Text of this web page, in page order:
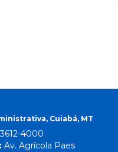
Cuiabá, MT
3612-4000
Av. Agrícola Paes